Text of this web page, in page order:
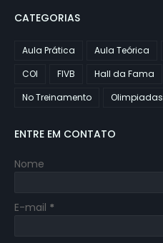
CATEGORIAS
Aula Prática Aula Teórica
COI
FIVB Hall da Fama
No Treinamento
Olimpiadas
ENTRE EM CONTATO
Nome
E-mail *